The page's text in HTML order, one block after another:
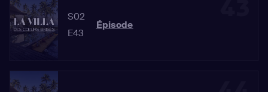
S02
E43
Épisode